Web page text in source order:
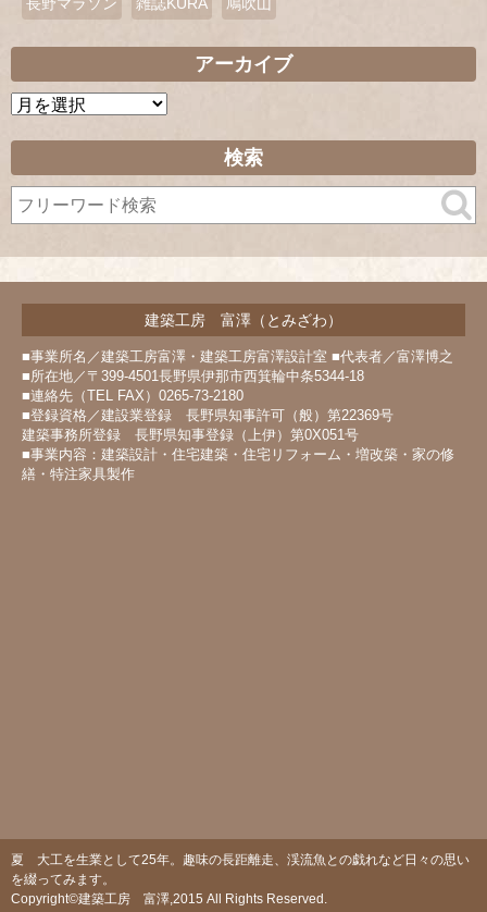
アーカイブ
ア
イ
ブ
検索
建築工房 富澤（とみざわ）
■事業所名／建築工房富澤・建築工房富澤設計室 ■代表者／富澤博之
■所在地／〒399-4501長野県伊那市西箕輪中条5344-18
■連絡先（TEL FAX）0265-73-2180
■登録資格／建設業登録 長野県知事許可（般）第22369号
建築事務所登録 長野県知事登録（上伊）第0X051号
■事業内容：建築設計・住宅建築・住宅リフォーム・増改築・家の修
繕・特注家具製作
夏 大工を生業として25年。趣味の長距離走、渓流魚との戯れなど日々の思い
を綴ってみます。
Copyright©建築工房 富澤,2015 All Rights Reserved.